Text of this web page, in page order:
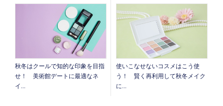
秋冬はクールで知的な印象を目指
せ！ 美術館デートに最適なネ
イ...
使いこなせないコスメはこう使
う！ 賢く再利用して秋冬メイク
に...